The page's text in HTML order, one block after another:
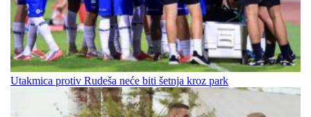
Utakmica protiv Rudeša neće biti šetnja kroz park